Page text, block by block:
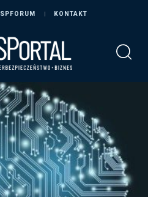
ISPFORUM KONTAKT